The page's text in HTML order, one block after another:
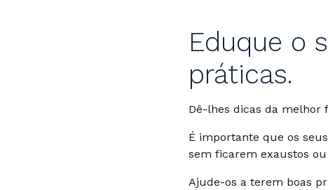
Eduque o
práticas.
Dê-lhes dicas da melhor
É importante que os
sem ficarem exaustos
Ajude-os a terem boas